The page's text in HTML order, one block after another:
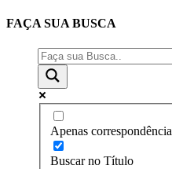
FAÇA SUA BUSCA
Apenas
Buscar no Título